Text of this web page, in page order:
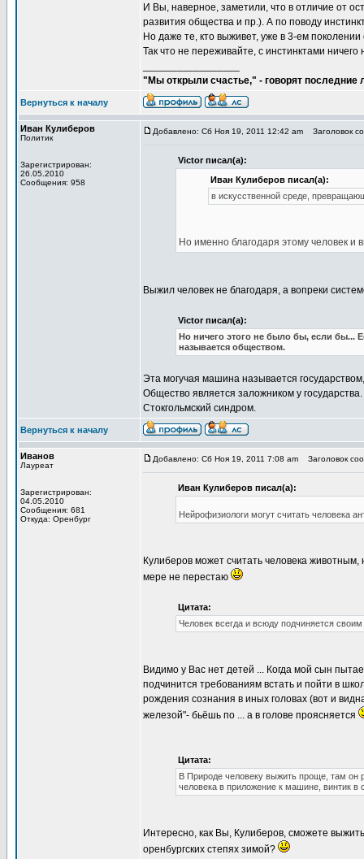
И Вы, наверное, заметили, что в отличие от
развития общества и пр.). А по поводу
Но даже те, кто выживет, уже в 3-ем поколении
Так что не переживайте, с инстинктами ничего
"Мы открыли счастье," - говорят
Вернуться к началу
Иван Кулиберов
Политик
Зарегистрирован:
26.05.2010
Сообщения: 958
Добавлено: Сб Ноя 19, 2011 12:42 am Заголовок
Victor писал(а):
Иван Кулиберов писал(а):
в искусственной среде,
Но именно благодаря этому человек и
Выжил человек не благодаря, а вопреки
Victor писал(а):
Но ничего этого не было бы, если бы...
называется обществом.
Эта могучая машина называется
Общество является заложником у
Стокгольмский синдром.
Вернуться к началу
Иванов
Лауреат
Зарегистрирован:
04.05.2010
Сообщения: 681
Откуда: Оренбург
Добавлено: Сб Ноя 19, 2011 7:08 am Заголовок
Иван Кулиберов писал(а):
Нейрофизиологи могут считать человека
Кулиберов может считать человека
мере не перестаю
Цитата:
Человек всегда и всюду подчиняется
Видимо у Вас нет детей ... Когда мой сын
подчинится требованиям встать и пойти в
рождения сознания в иных головах (вот и
железой"- бьёшь по ... а в голове проясняется
Цитата:
В Природе человеку выжить проще, там он
человека в приложение к машине, винтик в
Интересно, как Вы, Кулиберов, сможете
оренбургских степях зимой?